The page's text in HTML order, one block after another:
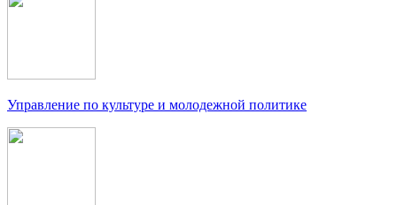
Управление по культуре и молодежной политике